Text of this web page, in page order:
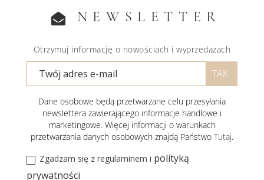
NEWSLETTER
Otrzymuj informację o nowościach i wyprzedażach
Dane osobowe będą przetwarzane celu przesyłania
newslettera zawierającego informacje handlowe i
marketingowe. Więcej informacji o warunkach
przetwarzania danych osobowych znajdą Państwo Tutaj.
Zgadzam się z regulaminem i polityką
prywatności